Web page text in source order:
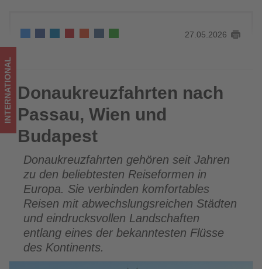
was
im
Tourismus
los
ist!
27.05.2026
Donaukreuzfahrten nach Passau, Wien und Budapest
INTERNATIONAL Donaukreuzfahrten nach
Passau, Wien und
Budapest
Donaukreuzfahrten gehören seit Jahren
zu den beliebtesten Reiseformen in
Europa. Sie verbinden komfortables
Reisen mit abwechslungsreichen Städten
und eindrucksvollen Landschaften
entlang eines der bekanntesten Flüsse
des Kontinents.